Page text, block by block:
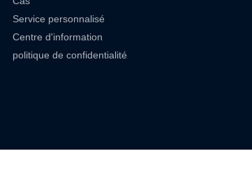
Service personnalisé
Centre d'information
politique de confidentialité